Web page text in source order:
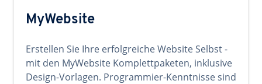
MyWebsite
Erstellen Sie Ihre erfolgreiche Website Selbst -
mit den MyWebsite Komplettpaketen, inklusive
Design-Vorlagen. Programmier-Kenntnisse sind